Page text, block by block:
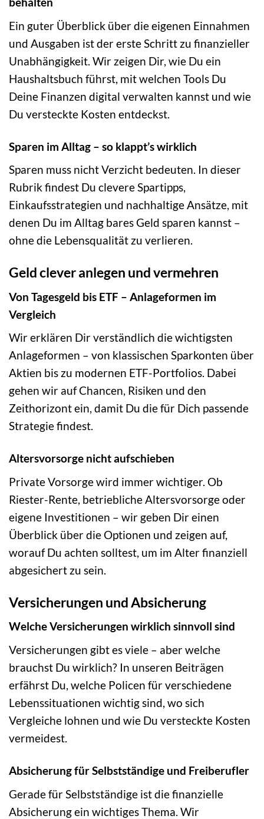
Ein guter Überblick über die eigenen Einnahmen
und Ausgaben ist der erste Schritt zu finanzieller
Unabhängigkeit. Wir zeigen Dir, wie Du ein
Haushaltsbuch führst, mit welchen Tools Du
Deine Finanzen digital verwalten kannst und wie
Du versteckte Kosten entdeckst.
Sparen im Alltag – so klappt’s wirklich
Sparen muss nicht Verzicht bedeuten. In dieser
Rubrik findest Du clevere Spartipps,
Einkaufsstrategien und nachhaltige Ansätze, mit
denen Du im Alltag bares Geld sparen kannst –
ohne die Lebensqualität zu verlieren.
Geld clever anlegen und vermehren
Von Tagesgeld bis ETF – Anlageformen im
Vergleich
Wir erklären Dir verständlich die wichtigsten
Anlageformen – von klassischen Sparkonten über
Aktien bis zu modernen ETF-Portfolios. Dabei
gehen wir auf Chancen, Risiken und den
Zeithorizont ein, damit Du die für Dich passende
Strategie findest.
Altersvorsorge nicht aufschieben
Private Vorsorge wird immer wichtiger. Ob
Riester-Rente, betriebliche Altersvorsorge oder
eigene Investitionen – wir geben Dir einen
Überblick über die Optionen und zeigen auf,
worauf Du achten solltest, um im Alter finanziell
abgesichert zu sein.
Versicherungen und Absicherung
Welche Versicherungen wirklich sinnvoll sind
Versicherungen gibt es viele – aber welche
brauchst Du wirklich? In unseren Beiträgen
erfährst Du, welche Policen für verschiedene
Lebenssituationen wichtig sind, wo sich
Vergleiche lohnen und wie Du versteckte Kosten
vermeidest.
Absicherung für Selbstständige und Freiberufler
Gerade für Selbstständige ist die finanzielle
Absicherung ein wichtiges Thema. Wir